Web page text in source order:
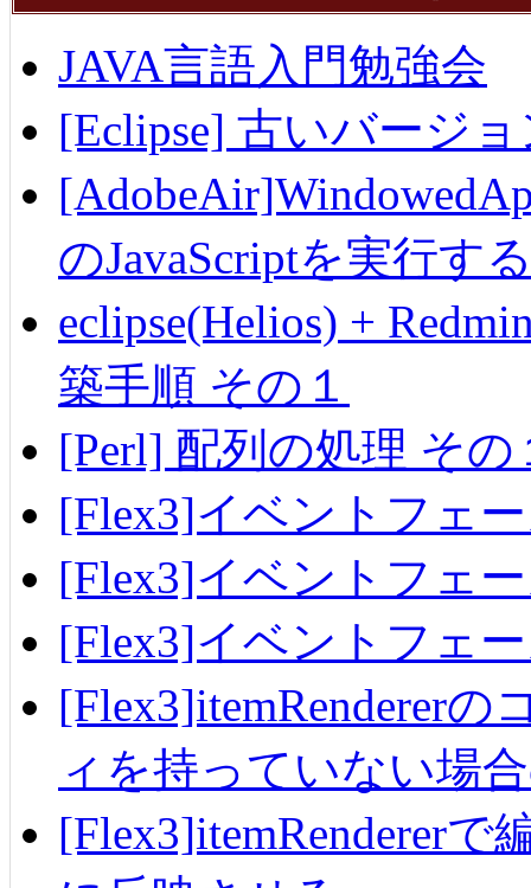
JAVA言語入門勉強会
[Eclipse] 古いバージ
のJavaScriptを実行す
eclipse(Helios) +
築手順 その１
[Perl] 配列の処理 その
[Flex3]イベントフェ
[Flex3]イベントフェ
[Flex3]イベントフェ
[Flex3]itemRenderer
ィを持っていない場
[Flex3]itemRendererで